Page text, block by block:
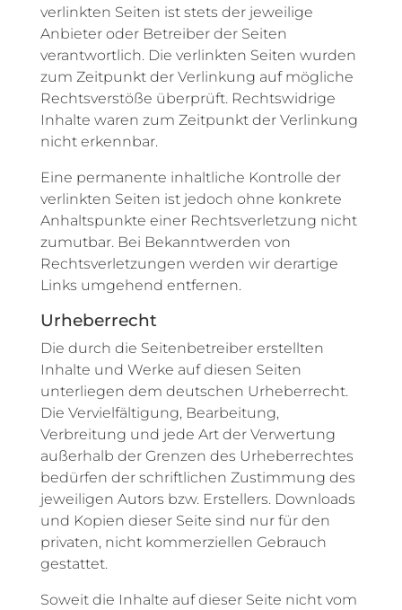
verlinkten Seiten ist stets der jeweilige
Anbieter oder Betreiber der Seiten
verantwortlich. Die verlinkten Seiten wurden
zum Zeitpunkt der Verlinkung auf mögliche
Rechtsverstöße überprüft. Rechtswidrige
Inhalte waren zum Zeitpunkt der Verlinkung
nicht erkennbar.
Eine permanente inhaltliche Kontrolle der
verlinkten Seiten ist jedoch ohne konkrete
Anhaltspunkte einer Rechtsverletzung nicht
zumutbar. Bei Bekanntwerden von
Rechtsverletzungen werden wir derartige
Links umgehend entfernen.
Urheberrecht
Die durch die Seitenbetreiber erstellten
Inhalte und Werke auf diesen Seiten
unterliegen dem deutschen Urheberrecht.
Die Vervielfältigung, Bearbeitung,
Verbreitung und jede Art der Verwertung
außerhalb der Grenzen des Urheberrechtes
bedürfen der schriftlichen Zustimmung des
jeweiligen Autors bzw. Erstellers. Downloads
und Kopien dieser Seite sind nur für den
privaten, nicht kommerziellen Gebrauch
gestattet.
Soweit die Inhalte auf dieser Seite nicht vom